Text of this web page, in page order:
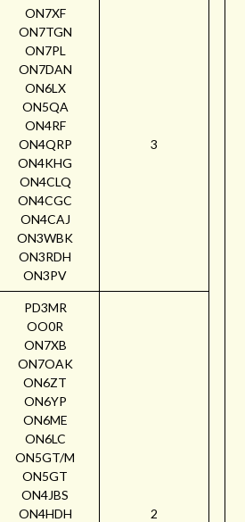
ON7XF
ON7TGN
ON7PL
ON7DAN
ON6LX
ON5QA
ON4RF
ON4QRP
ON4KHG
ON4CLQ
ON4CGC
ON4CAJ
ON3WBK
ON3RDH
ON3PV
3
PD3MR
OO0R
ON7XB
ON7OAK
ON6ZT
ON6YP
ON6ME
ON6LC
ON5GT/M
ON5GT
ON4JBS
ON4HDH
2